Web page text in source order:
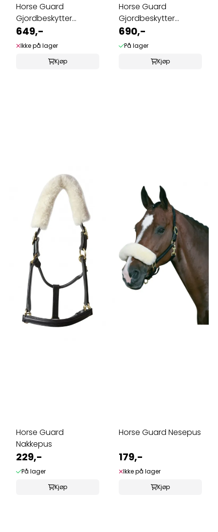
Horse Guard
Gjordbeskytter
Dressur
649,-
Ikke på lager
Kjøp
Horse Guard
Gjordbeskytter
Saueskinn
690,-
På lager
Kjøp
Horse Guard
Nakkepus
229,-
På lager
Kjøp
Horse Guard Nesepus
179,-
Ikke på lager
Kjøp